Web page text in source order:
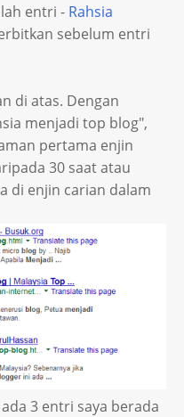
entri - Rahsia
sebelum entri
di atas. Dengan
menjadi top blog",
pertama enjin
30 saat atau
di enjin carian dalam
3 entri saya berada